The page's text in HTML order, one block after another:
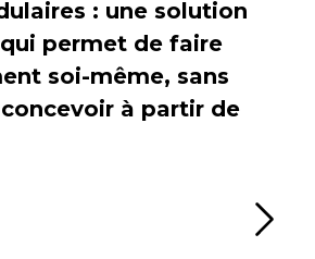
: une solution
permet de faire
soi-même, sans
à partir de